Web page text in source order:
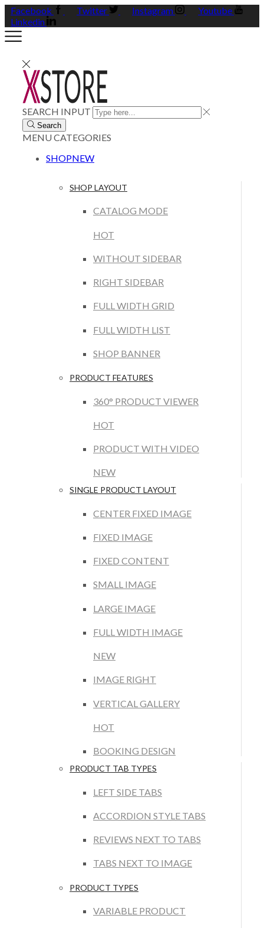
Facebook Twitter Instagram
Youtube
Linkedin
SEARCH INPUT
Search
MENUCATEGORIES
SHOPNEW
SHOP LAYOUT
CATALOG MODE
HOT
WITHOUT SIDEBAR
RIGHT SIDEBAR
FULL WIDTH GRID
FULL WIDTH LIST
SHOP BANNER
PRODUCT FEATURES
360° PRODUCT VIEWER
HOT
PRODUCT WITH VIDEO
NEW
SINGLE PRODUCT LAYOUT
CENTER FIXED IMAGE
FIXED IMAGE
FIXED CONTENT
SMALL IMAGE
LARGE IMAGE
FULL WIDTH IMAGE
NEW
IMAGE RIGHT
VERTICAL GALLERY
HOT
BOOKING DESIGN
PRODUCT TAB TYPES
LEFT SIDE TABS
ACCORDION STYLE TABS
REVIEWS NEXT TO TABS
TABS NEXT TO IMAGE
PRODUCT TYPES
VARIABLE PRODUCT